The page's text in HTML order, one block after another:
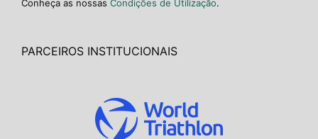
Conheça as nossas Condições de Utilização.
PARCEIROS INSTITUCIONAIS